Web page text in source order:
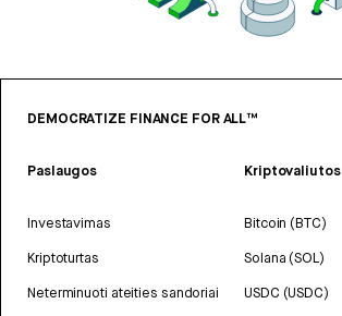
DEMOCRATIZE FINANCE FOR ALL™
Paslaugos
Investavimas
Kriptoturtas
Neterminuoti ateities sandoriai
Kriptovaliutos
Bitcoin (BTC)
Solana (SOL)
USDC (USDC)